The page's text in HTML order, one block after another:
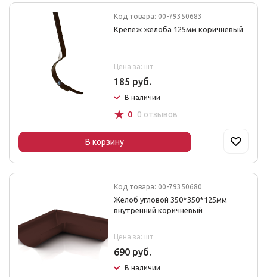
Код товара: 00-79350683
Крепеж желоба 125мм коричневый
Цена за: шт
185 руб.
В наличии
☆ 0 0 отзывов
В корзину
Код товара: 00-79350680
Желоб угловой 350*350*125мм
внутренний коричневый
Цена за: шт
690 руб.
В наличии